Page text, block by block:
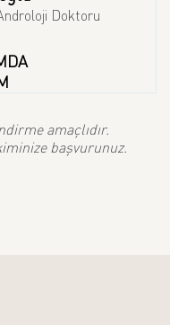
Doktoru
amaçlıdır.
başvurunuz.